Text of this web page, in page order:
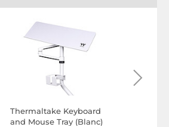
Thermaltake Keyboard
and Mouse Tray (Blanc)